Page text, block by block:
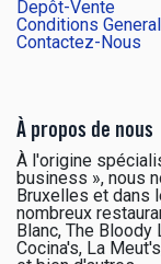
Depôt-Vente
Conditions
Contactez-Nous
À propos de nous
À l'origine
business », nous
Bruxelles et dans
nombreux
Blanc, The Bloody
Cocina's, La